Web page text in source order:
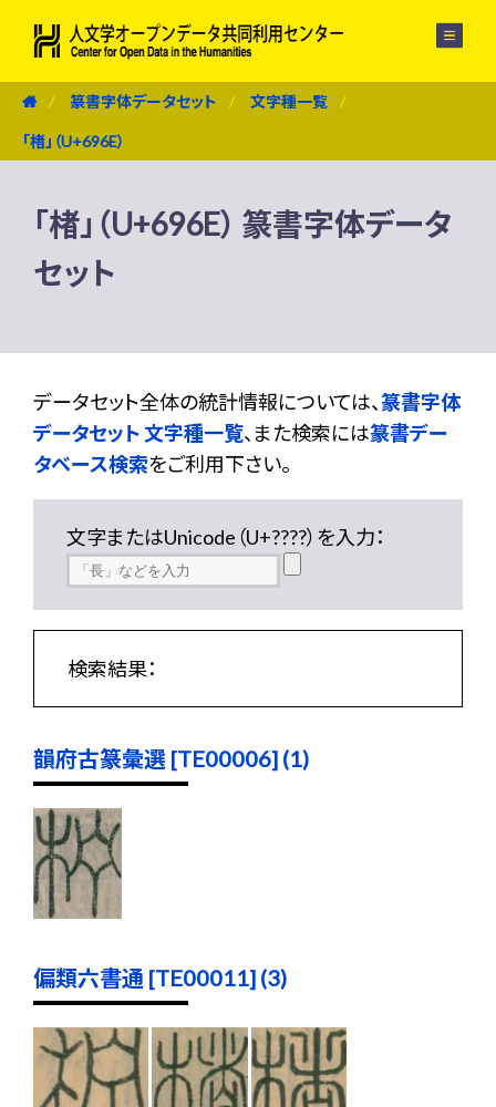
篆書字体データセット 文字種一覧
「楮」（U+696E）
「楮」（U+696E） 篆書字体データ
セット
データセット全体の統計情報については、篆書字体
データセット 文字種一覧、また検索には篆書デー
タベース検索をご利用下さい。
文字またはUnicode（U+????）を入力：
検索結果：
韻府古篆彙選 [TE00006] (1)
偏類六書通 [TE00011] (3)